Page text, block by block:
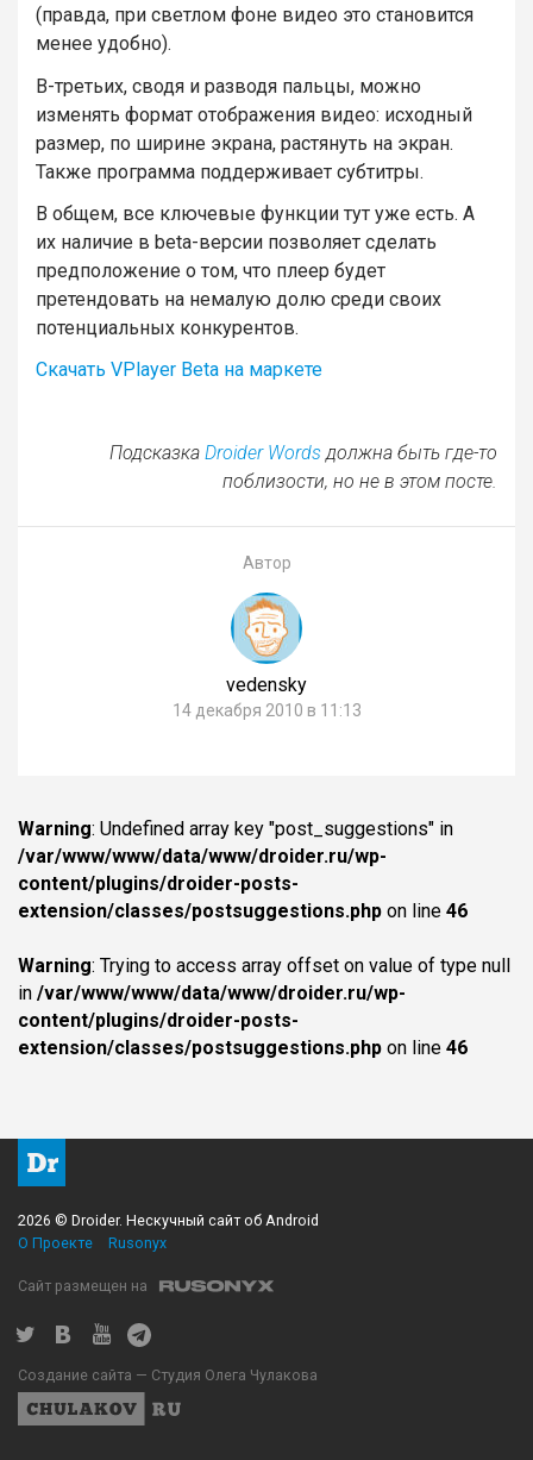
(правда, при светлом фоне видео это становится
менее удобно).
В-третьих, сводя и разводя пальцы, можно
изменять формат отображения видео: исходный
размер, по ширине экрана, растянуть на экран.
Также программа поддерживает субтитры.
В общем, все ключевые функции тут уже есть. А
их наличие в beta-версии позволяет сделать
предположение о том, что плеер будет
претендовать на немалую долю среди своих
потенциальных конкурентов.
Скачать VPlayer Beta на маркете
Подсказка Droider Wordsдолжна быть где-то
поблизости, но не в этом посте.
Автор
vedensky
14 декабря 2010 в 11:13
Warning: Undefined array key "post_suggestions" in
/var/www/www/data/www/droider.ru/wp-
content/plugins/droider-posts-
extension/classes/postsuggestions.php on line 46
Warning: Trying to access array offset on value of type null
in /var/www/www/data/www/droider.ru/wp-
content/plugins/droider-posts-
extension/classes/postsuggestions.php on line 46
2026 © Droider. Нескучный сайт об Android
О Проекте
Rusonyx
Сайт размещен на
Создание сайта — Студия Олега Чулакова